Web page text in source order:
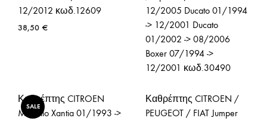
12/2012 κωδ.12609
38,50 €
12/2005 Ducato 01/1994
-> 12/2001 Ducato
01/2002 -> 08/2006
Boxer 07/1994 ->
12/2001 κωδ.30490
SALE
Καθρέπτης CITROEN
Modello Xantia 01/1993 ->
Καθρέπτης CITROEN /
PEUGEOT / FIAT Jumper